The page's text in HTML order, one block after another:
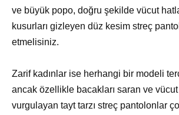
ve büyük popo, doğru şekilde vücut
kusurları gizleyen düz kesim streç
etmelisiniz.
Zarif kadınlar ise herhangi bir modeli
ancak özellikle bacakları saran ve vücut
vurgulayan tayt tarzı streç pantolonlar